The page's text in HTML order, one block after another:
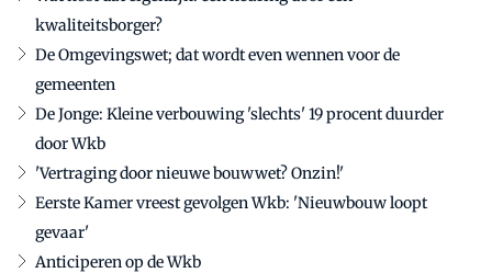
kwaliteitsborger?
De Omgevingswet; dat wordt even wennen voor de
gemeenten
De Jonge: Kleine verbouwing 'slechts' 19 procent duurder
door Wkb
'Vertraging door nieuwe bouwwet? Onzin!'
Eerste Kamer vreest gevolgen Wkb: 'Nieuwbouw loopt
gevaar'
Anticiperen op de Wkb